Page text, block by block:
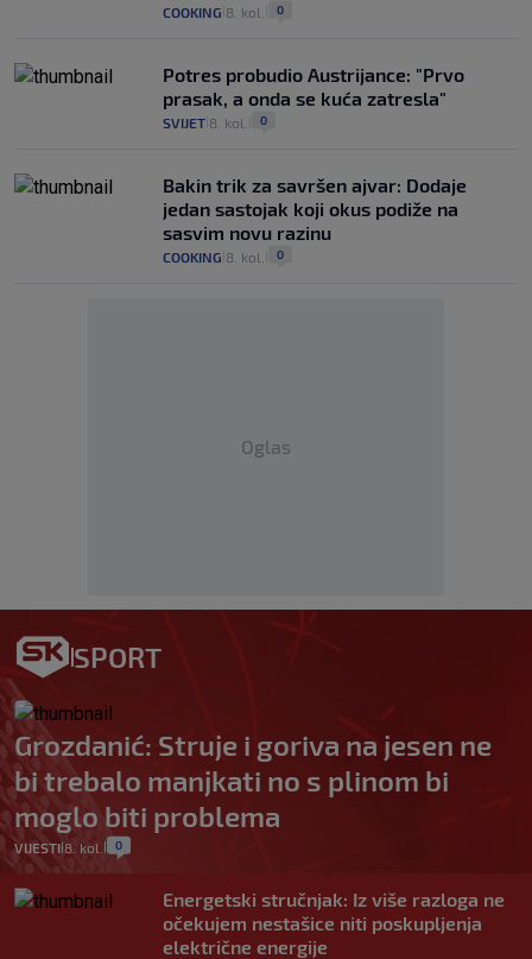
COOKING 8. kol. 0
Potres probudio Austrijance: "Prvo
prasak, a onda se kuća zatresla"
SVIJET 8. kol. 0
Bakin trik za savršen ajvar: Dodaje
jedan sastojak koji okus podiže na
sasvim novu razinu
COOKING 8. kol. 0
Oglas
SPORT
Grozdanić: Struje i goriva na jesen ne
bi trebalo manjkati no s plinom bi
moglo biti problema
VIJESTI| 8. kol. 0
Energetski stručnjak: Iz više razloga ne
očekujem nestašice niti poskupljenja
električne energije